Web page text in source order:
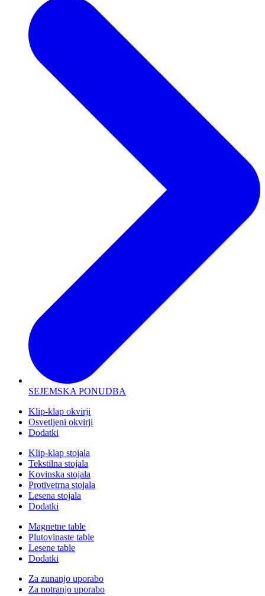
SEJEMSKA PONUDBA
Klip-klap okvirji
Osvetljeni okvirji
Dodatki
Klip-klap stojala
Tekstilna stojala
Kovinska stojala
Protivetrna stojala
Lesena stojala
Dodatki
Magnetne table
Plutovinaste table
Lesene table
Dodatki
Za zunanjo uporabo
Za notranjo uporabo